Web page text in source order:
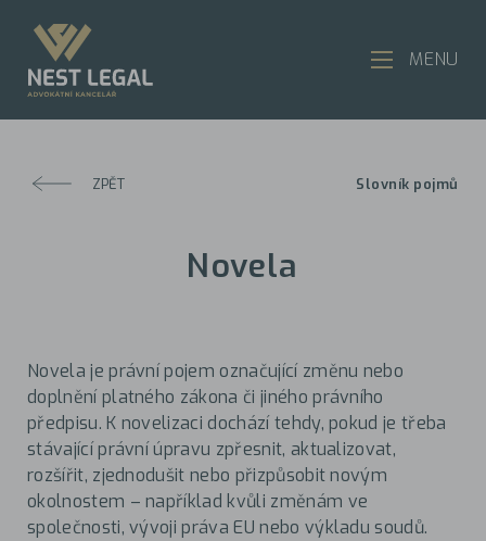
ZPĚT Slovník pojmů
Novela
Novela je právní pojem označující změnu nebo
doplnění platného zákona či jiného právního
předpisu. K novelizaci dochází tehdy, pokud je třeba
stávající právní úpravu zpřesnit, aktualizovat,
rozšířit, zjednodušit nebo přizpůsobit novým
okolnostem – například kvůli změnám ve
společnosti, vývoji práva EU nebo výkladu soudů.
MENU